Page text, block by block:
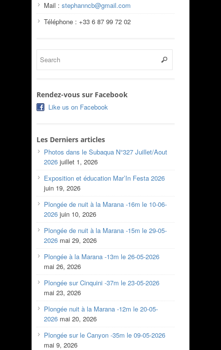
Mail : stephanncb@gmail.com
Téléphone : +33 6 87 99 72 02
Rendez-vous sur Facebook
Like us on Facebook
Les Derniers articles
Photos dans le Subaqua N°327 Juillet/Aout
2026 juillet 1, 2026
Exposition et éducation Mar’In Festa 2026
juin 19, 2026
Plongée de nuit à la Marana -16m le 10-06-
2026 juin 10, 2026
Plongée de nuit à la Marana -15m le 29-05-
2026 mai 29, 2026
Plongée à la Marana -13m le 26-05-2026
mai 26, 2026
Plongée sur Cinquini -37m le 23-05-2026
mai 23, 2026
Plongée nuit à la Marana -12m le 20-05-
2026 mai 20, 2026
Plongée sur le Canyon -35m le 09-05-2026
mai 9, 2026